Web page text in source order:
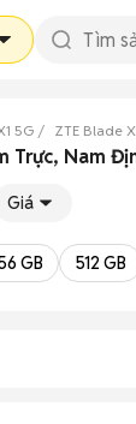
5G ZTE Blade
Trực, Nam
Giá
GB 512 GB